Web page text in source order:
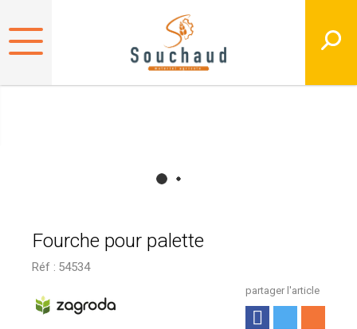
Fourche pour palette
Réf : 54534
partager l'article